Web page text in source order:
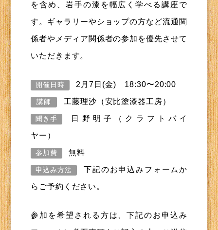
を含め、岩手の漆を幅広く学べる講座で
す。ギャラリーやショップの方など流通関
係者やメディア関係者の参加を優先させて
いただきます。
開催日時 2月7日(金) 18:30〜20:00
講師 工藤理沙（安比塗漆器工房）
聞き手 日野明子（クラフトバイ
ヤー）
参加費 無料
申込み方法 下記のお申込みフォームか
らご予約ください。
参加を希望される方は、下記のお申込み